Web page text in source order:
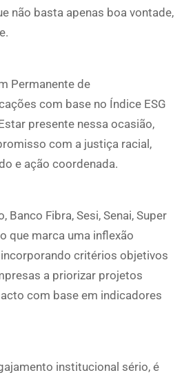
não basta apenas boa vontade,
Permanente de
com base no Índice ESG
presente nessa ocasião,
com a justiça racial,
e ação coordenada.
Fibra, Sesi, Senai, Super
que marca uma inflexão
critérios objetivos
a priorizar projetos
com base em indicadores
institucional sério, é